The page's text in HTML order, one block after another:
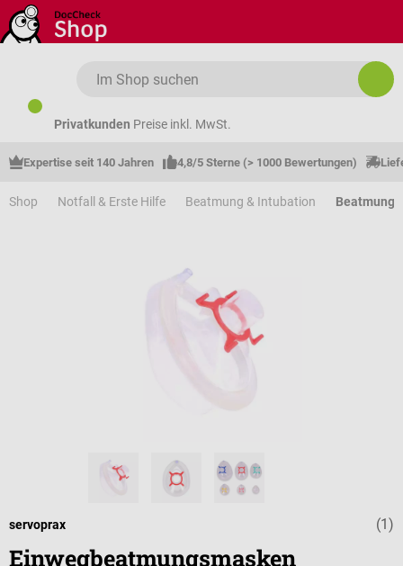
Zum Hauptinhalt springen
Privatkunden Preise inkl. MwSt.
Expertise seit 140 Jahren 4,8/5 Sterne (> 1000 Bewertungen)
Shop Notfall & Erste Hilfe Beatmung & Intubation
(1)
servoprax
Einwegbeatmungsmasken